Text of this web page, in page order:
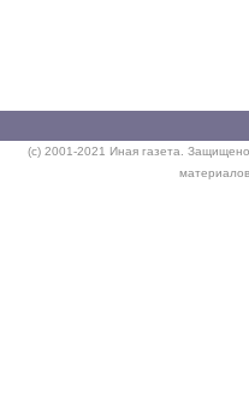
(c) 2001-2021 Иная газета.